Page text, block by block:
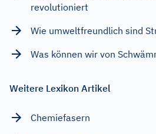
revolutioniert
Wie umweltfreundlich sind
Was können wir von
Weitere Lexikon Artikel
Chemiefasern